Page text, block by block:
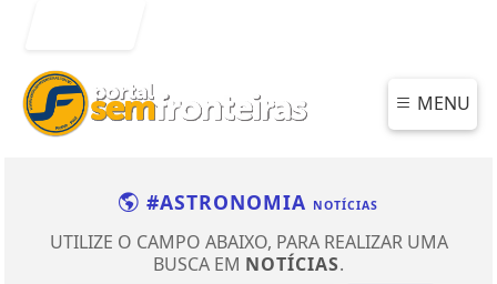
MENU
#ASTRONOMIA NOTÍCIAS
UTILIZE O CAMPO ABAIXO, PARA REALIZAR UMA
BUSCA EM NOTÍCIAS.